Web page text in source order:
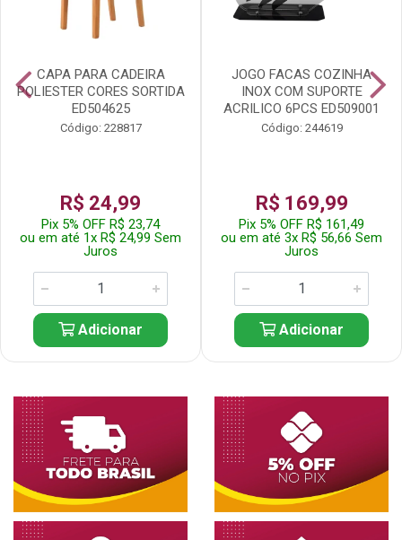
CAPA PARA CADEIRA
POLIESTER CORES SORTIDA
ED504625
Código: 228817
R$ 24,99
Pix 5% OFF R$ 23,74
ou em até 1x R$ 24,99 Sem
Juros
Adicionar
JOGO FACAS COZINHA
INOX COM SUPORTE
ACRILICO 6PCS ED509001
Código: 244619
R$ 169,99
Pix 5% OFF R$ 161,49
ou em até 3x R$ 56,66 Sem
Juros
Adicionar